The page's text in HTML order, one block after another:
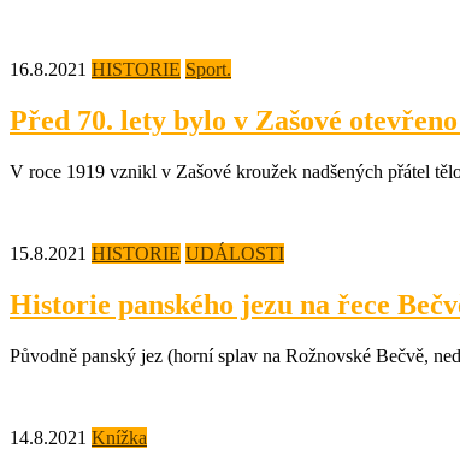
16.8.2021 HISTORIE Sport.
Před 70. lety bylo v Zašové
V roce 1919 vznikl v Zašové kroužek nadšených přátel
15.8.2021 HISTORIE UDÁLOSTI
Historie panského jezu na řece
Původně panský jez (horní splav na Rožnovské Bečvě,
14.8.2021 Knížka